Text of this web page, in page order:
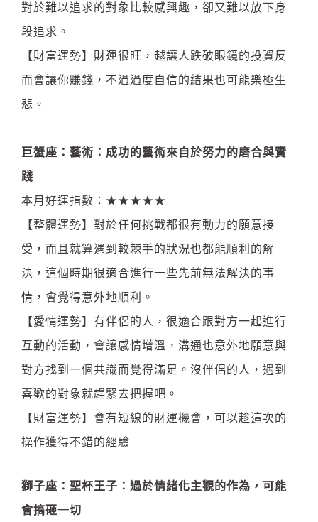
對於難以追求的對象比較感興趣，卻又難以放下身
段追求。
【財富運勢】財運很旺，越讓人跌破眼鏡的投資反
而會讓你賺錢，不過過度自信的結果也可能樂極生
悲。
巨蟹座：藝術：成功的藝術來自於努力的磨合與實
踐
本月好運指數：★★★★★
【整體運勢】對於任何挑戰都很有動力的願意接
受，而且就算遇到較棘手的狀況也都能順利的解
決，這個時期很適合進行一些先前無法解決的事
情，會覺得意外地順利。
【愛情運勢】有伴侶的人，很適合跟對方一起進行
互動的活動，會讓感情增溫，溝通也意外地願意與
對方找到一個共識而覺得滿足。沒伴侶的人，遇到
喜歡的對象就趕緊去把握吧。
【財富運勢】會有短線的財運機會，可以趁這次的
操作獲得不錯的經驗
獅子座：聖杯王子：過於情緒化主觀的作為，可能
會搞砸一切